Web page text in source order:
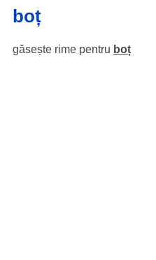
boț
găsește rime pentru boț